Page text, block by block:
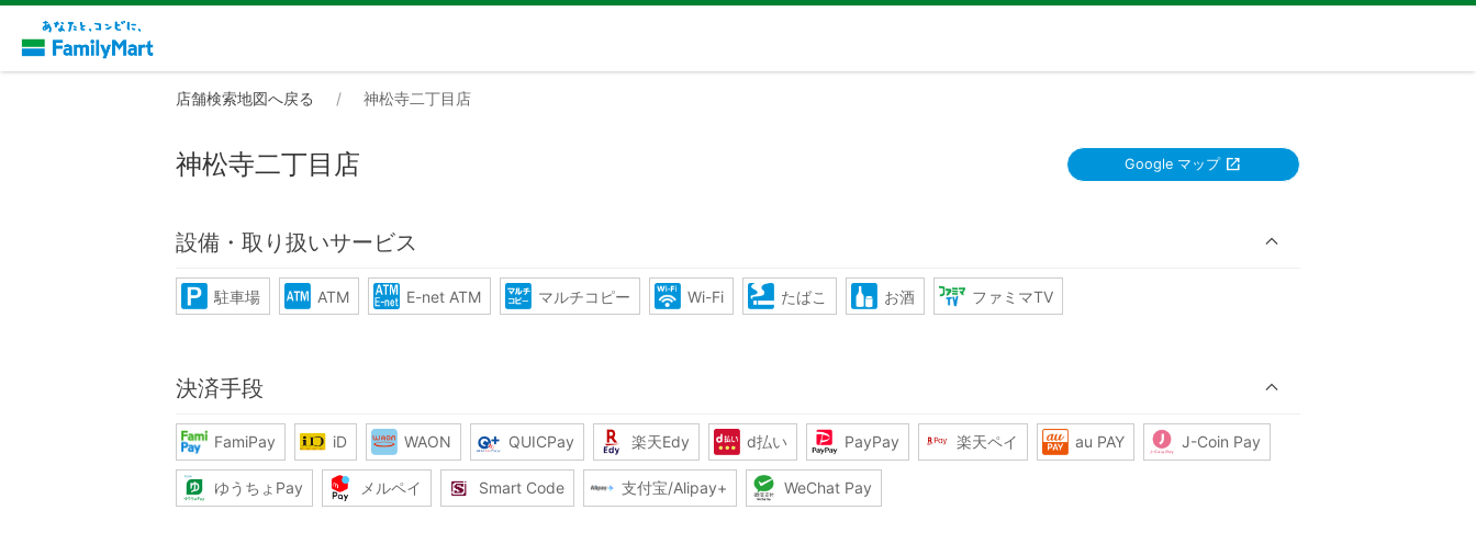
店舗検索地図へ戻る 神松寺二丁目店
神松寺二丁目店 Google マップ
設備・取り扱いサービス
駐車場 ATM E-net ATM マルチコピー Wi-Fi たばこ お酒 ファミマTV
決済手段
FamiPay iD WAON QUICPay 楽天Edy d払い PayPay 楽天ペイ au PAY J-Coin Pay
ゆうちょPay メルペイ Smart Code 支付宝/Alipay+ WeChat Pay